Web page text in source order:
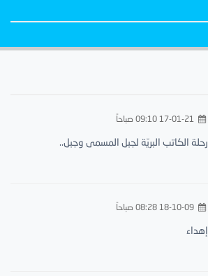
رحلة الكاتب البريّة لجبل المسمى وجبل..
18-10-09 08:28 صباحاً
إهداء